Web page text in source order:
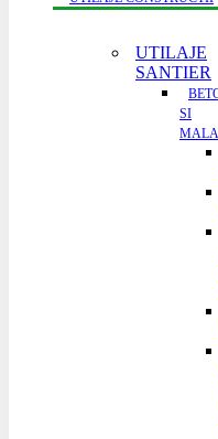
UTILAJE
SANTIER
SI